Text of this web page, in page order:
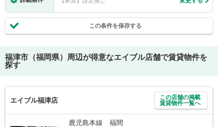
この条件を保存する
福津市（福岡県）
周辺が得意なエイブル店舗で賃貸物件を
探す
エイブル福津店
この店舗の掲載
賃貸物件一覧へ
鹿児島本線 福間